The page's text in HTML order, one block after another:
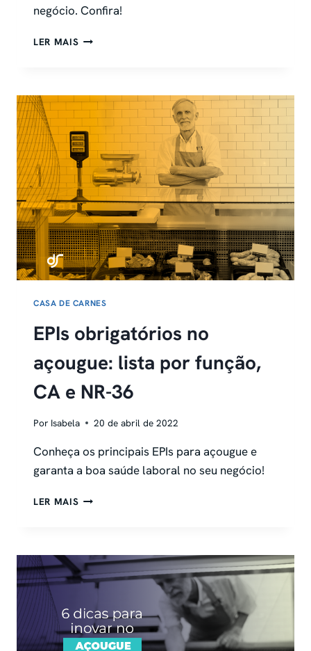
negócio. Confira!
LER MAIS BALANÇO
A
PASSO
+
7
ERROS
QUE
CUSTAM
CARO
CASA DE CARNES
EPIs obrigatórios no
açougue: lista por função,
CA e NR-36
Por Isabela 20 de abril de 2022
Conheça os principais EPIs para açougue e
garanta a boa saúde laboral no seu negócio!
LER MAIS EPIS
LISTA
POR
FUNÇÃO,
E
NR-
36